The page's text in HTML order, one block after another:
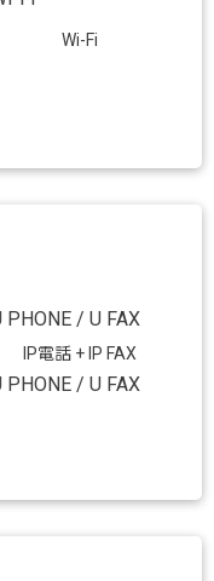
Wi-Fi
IP電話 + IP FAX